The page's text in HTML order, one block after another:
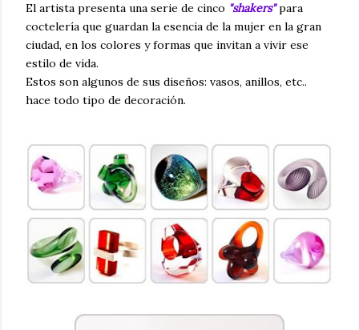
El artista presenta una serie de cinco "shakers"para
coctelería que guardan la esencia de la mujer en la gran
ciudad, en los colores y formas que invitan a vivir ese
estilo de vida.
Estos son algunos de sus diseños: vasos, anillos, etc..
hace todo tipo de decoración.